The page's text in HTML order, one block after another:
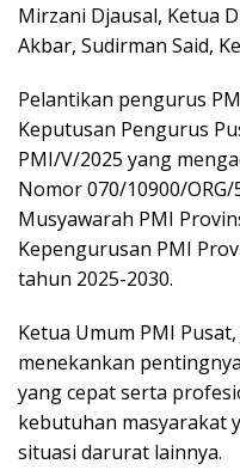
Mirzani Djausal, Ketua
Akbar, Sudirman Said,
Pelantikan pengurus
Keputusan Pengurus
PMI/V/2025 yang
Nomor 070/10900/
Musyawarah PMI
Kepengurusan PMI
tahun 2025-2030.
Ketua Umum PMI
menekankan
yang cepat serta
kebutuhan masyarakat
situasi darurat lainnya.